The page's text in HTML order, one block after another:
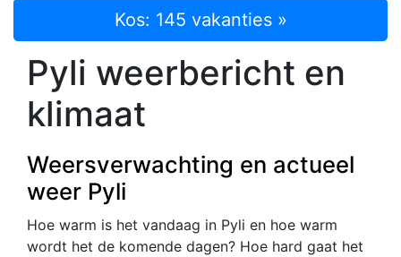
Kos: 145 vakanties »
Pyli weerbericht en
klimaat
Weersverwachting en actueel
weer Pyli
Hoe warm is het vandaag in Pyli en hoe warm
wordt het de komende dagen? Hoe hard gaat het